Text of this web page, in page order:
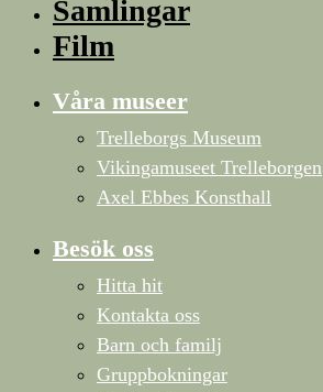
Samlingar
Film
Våra museer
Trelleborgs Museum
Vikingamuseet Trelleborgen
Axel Ebbes Konsthall
Besök oss
Hitta hit
Kontakta oss
Barn och familj
Gruppbokningar